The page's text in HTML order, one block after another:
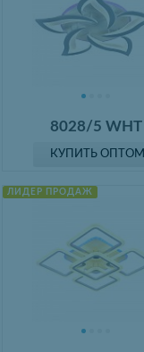
8028/5 WHT
КУПИТЬ ОПТОМ
ЛИДЕР ПРОДАЖ